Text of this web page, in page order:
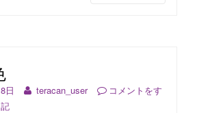
日 teracan_user
コメントをす